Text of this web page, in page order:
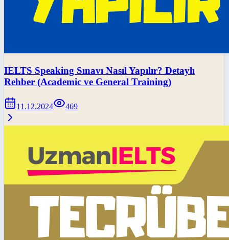
IELTS Speaking Sınavı Nasıl Yapılır? Detaylı
Rehber (Academic ve General Training)
11.12.2024 469